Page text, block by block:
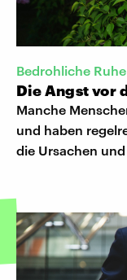
Bedrohliche Ruhe
Die Angst vor
Manche
und haben
die Ursachen